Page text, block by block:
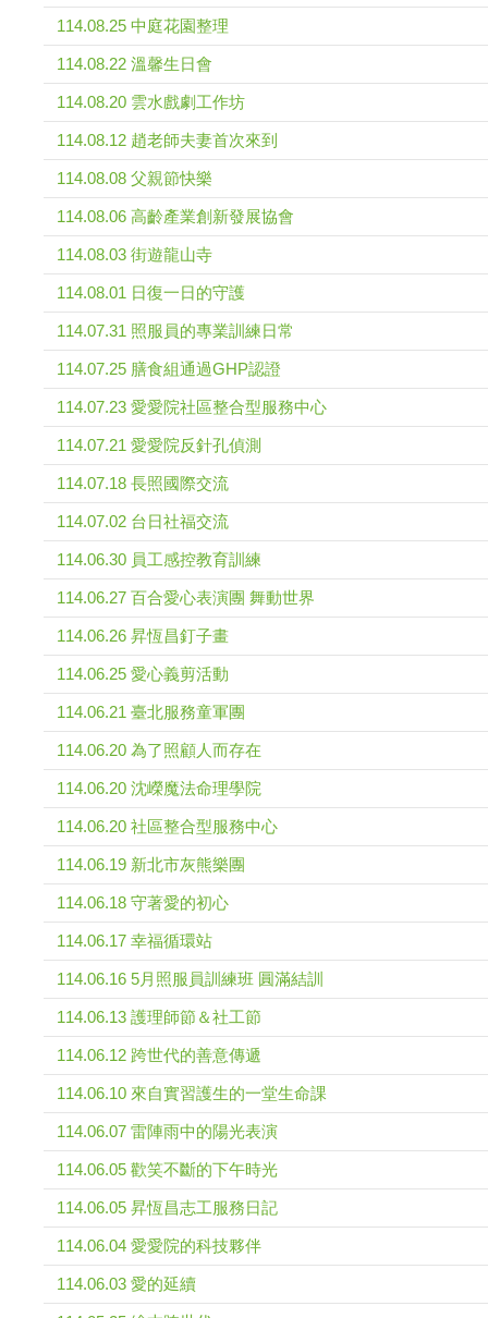
114.08.25 中庭花園整理
114.08.22 溫馨生日會
114.08.20 雲水戲劇工作坊
114.08.12 趙老師夫妻首次來到
114.08.08 父親節快樂
114.08.06 高齡產業創新發展協會
114.08.03 街遊龍山寺
114.08.01 日復一日的守護
114.07.31 照服員的專業訓練日常
114.07.25 膳食組通過GHP認證
114.07.23 愛愛院社區整合型服務中心
114.07.21 愛愛院反針孔偵測
114.07.18 長照國際交流
114.07.02 台日社福交流
114.06.30 員工感控教育訓練
114.06.27 百合愛心表演團 舞動世界
114.06.26 昇恆昌釘子畫
114.06.25 愛心義剪活動
114.06.21 臺北服務童軍團
114.06.20 為了照顧人而存在
114.06.20 沈嶸魔法命理學院
114.06.20 社區整合型服務中心
114.06.19 新北市灰熊樂團
114.06.18 守著愛的初心
114.06.17 幸福循環站
114.06.16 5月照服員訓練班 圓滿結訓
114.06.13 護理師節＆社工節
114.06.12 跨世代的善意傳遞
114.06.10 來自實習護生的一堂生命課
114.06.07 雷陣雨中的陽光表演
114.06.05 歡笑不斷的下午時光
114.06.05 昇恆昌志工服務日記
114.06.04 愛愛院的科技夥伴
114.06.03 愛的延續